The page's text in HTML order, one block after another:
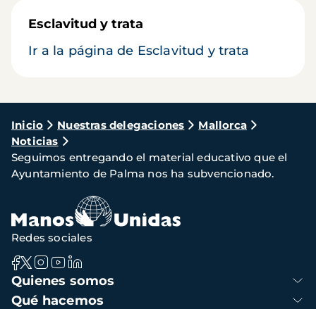
Esclavitud y trata
Ir a la página de Esclavitud y trata
Ruta
de
navegación
Inicio Nuestras delegaciones
Mallorca
Noticias
Seguimos entregando el material educativo que el
Ayuntamiento de Palma nos ha subvencionado.
Navegación
principal
Quienes somos
Qué hacemos
Redes sociales